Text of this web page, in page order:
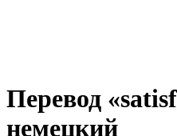
Перевод
немецкий